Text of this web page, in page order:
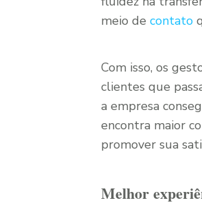
meio de contato
Com isso, os
clientes que
a empresa
encontra maior
promover sua
Melhor